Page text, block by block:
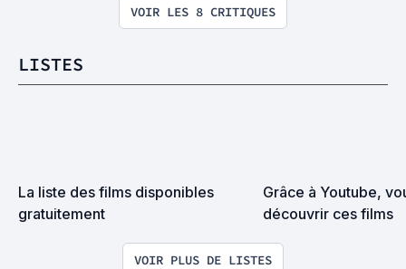
VOIR LES 8 CRITIQUES
LISTES
La liste des films disponibles
gratuitement
Grâce à Youtube,
découvrir ces films
VOIR PLUS DE LISTES